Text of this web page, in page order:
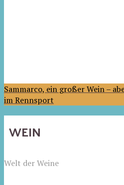
Sammarco, ein großer Wein –
im Rennsport
WEIN
Welt der Weine